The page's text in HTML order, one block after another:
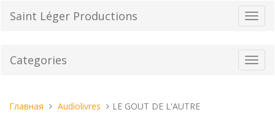
Saint Léger Productions
Categories
Вы
Главная Audiolivres LE GOUT DE L'AUTRE